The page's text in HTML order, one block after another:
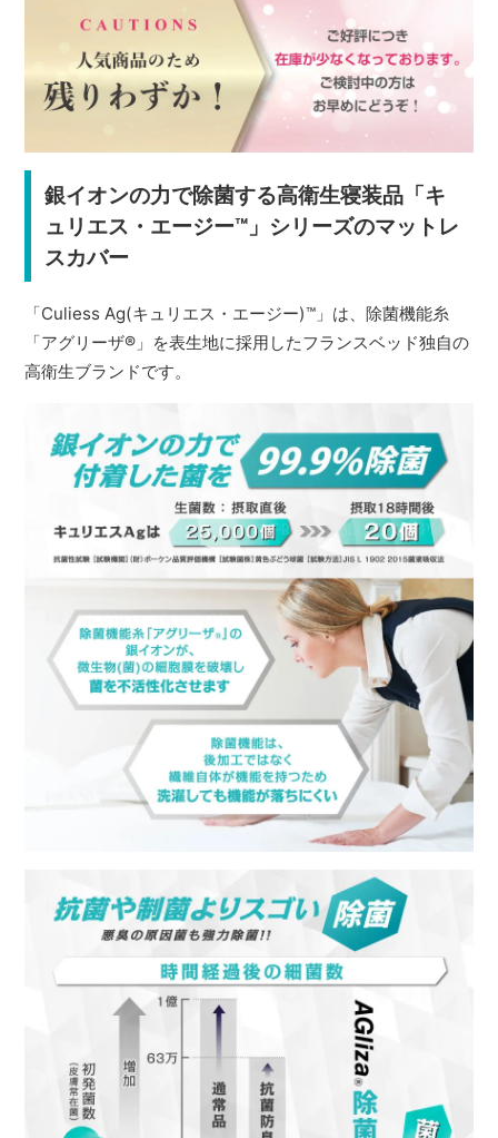
銀イオンの力で除菌する高衛生寝装品「キ
ュリエス・エージー™」シリーズのマットレ
スカバー
「Culiess Ag(キュリエス・エージー)™」は、除菌機能糸
「アグリーザ® 」を表生地に採用したフランスベッド独自の
高衛生ブランドです。